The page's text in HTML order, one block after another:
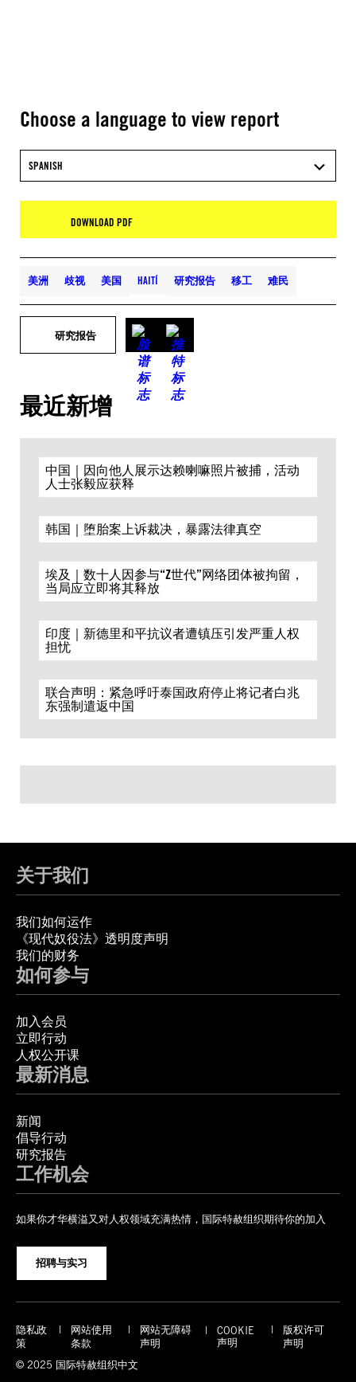
Choose a language to view report
SPANISH
DOWNLOAD PDF
美洲 歧视 美国 HAITÍ 研究报告 移工 难民
研究报告
最近新增
中国｜因向他人展示达赖喇嘛照片被捕，活动
人士张毅应获释
韩国｜堕胎案上诉裁决，暴露法律真空
埃及｜数十人因参与“Z世代”网络团体被拘留，
当局应立即将其释放
印度｜新德里和平抗议者遭镇压引发严重人权
担忧
联合声明：紧急呼吁泰国政府停止将记者白兆
东强制遣返中国
关于我们
我们如何运作
《现代奴役法》透明度声明
我们的财务
如何参与
加入会员
立即行动
人权公开课
最新消息
新闻
倡导行动
研究报告
工作机会
如果你才华横溢又对人权领域充满热情，国际特赦组织期待你的加入
招聘与实习
隐私政
策
网站使用
条款
网站无障碍
声明
COOKIE
声明
版权许可
声明
© 2025 国际特赦组织中文